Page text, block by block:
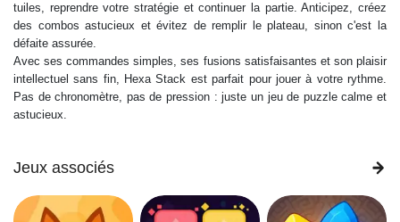
tuiles, reprendre votre stratégie et continuer la partie. Anticipez, créez
des combos astucieux et évitez de remplir le plateau, sinon c'est la
défaite assurée.
Avec ses commandes simples, ses fusions satisfaisantes et son plaisir
intellectuel sans fin, Hexa Stack est parfait pour jouer à votre rythme.
Pas de chronomètre, pas de pression : juste un jeu de puzzle calme et
astucieux.
Jeux associés